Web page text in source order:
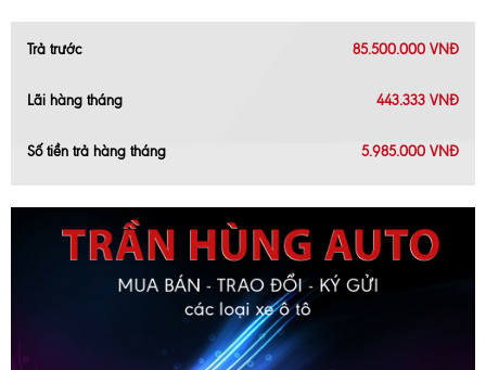
Trả trước 85.500.000 VNĐ
Lãi hàng tháng 443.333 VNĐ
Số tiền trả hàng tháng 5.985.000 VNĐ